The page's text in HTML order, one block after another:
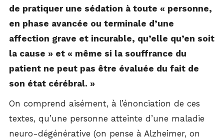
de pratiquer une sédation à toute « personne,
en phase avancée ou terminale d’une
affection grave et incurable, qu’elle qu’en soit
la cause » et « même si la souffrance du
patient ne peut pas être évaluée du fait de
son état cérébral. »
On comprend aisément, à l’énonciation de ces
textes, qu’une personne atteinte d’une maladie
neuro-dégénérative (on pense à Alzheimer, on